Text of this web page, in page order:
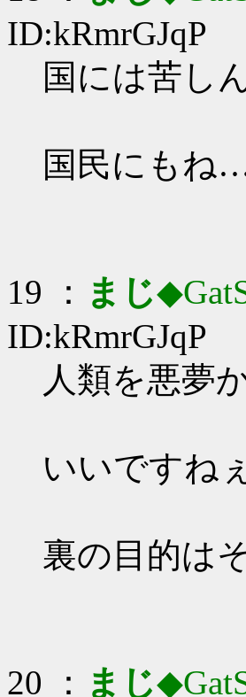
ID:kRmrGJqP
国には苦し
国民にもね
19 ： まじ
ID:kRmrGJqP
人類を悪夢
いいですね
裏の目的は
20 ： まじ